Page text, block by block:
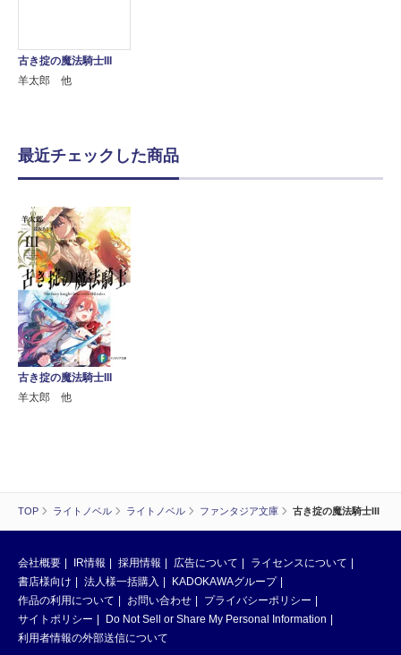
TOP ライトノベル ライトノベル ファンタジア文庫 古き掟の魔法騎士III
古き掟の魔法騎士III
羊太郎 他
最近チェックした商品
古き掟の魔法騎士III
羊太郎 他
会社概要 IR情報 採用情報 広告について
ライセンスについて
書店様向け
法人様一括購入
KADOKAWAグループ
作品の利用について
お問い合わせ
プライバシーポリシー
サイトポリシー
Do Not Sell or Share My Personal Information
利用者情報の外部送信について